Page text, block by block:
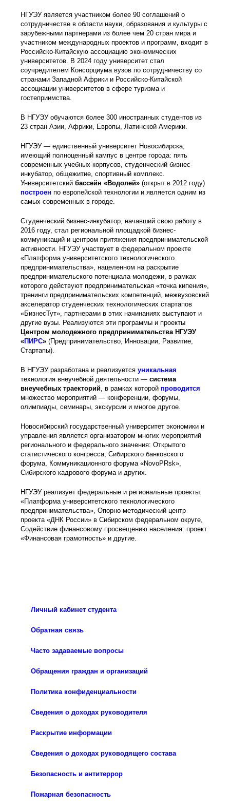
НГУЭУ является участником более 90 соглашений о
сотрудничестве в области науки, образования и культуры с
зарубежными партнерами из более чем 20 стран мира и
участником международных проектов и программ, входит в
Российско-Китайскую ассоциацию экономических
университетов. В 2024 году университет стал
соучредителем Консорциума вузов по сотрудничеству со
странами Западной Африки и Российско-Китайской
ассоциации университетов в сфере туризма и
гостеприимства.
В НГУЭУ обучаются более 300 иностранных студентов из
23 стран Азии, Африки, Европы, Латинской Америки.
НГУЭУ — единственный университет Новосибирска,
имеющий полноценный кампус в центре города: пять
современных учебных корпусов, студенческий бизнес-
инкубатор, общежитие, спортивный комплекс.
Университетский бассейн «Водолей» (открыт в 2012 году)
построен по европейской технологии и является одним из
самых современных в городе.
Студенческий бизнес-инкубатор, начавший свою работу в
2016 году, стал региональной площадкой бизнес-
коммуникаций и центром притяжения предпринимательской
активности. НГУЭУ участвует в федеральном проекте
«Платформа университетского технологического
предпринимательства», нацеленном на раскрытие
предпринимательского потенциала молодежи, в рамках
которого действуют предпринимательская «точка кипения»,
тренинги предпринимательских компетенций, межвузовский
акселератор студенческих технологических стартапов
«БизнесТут», партнерами в этих начинаниях выступают и
другие вузы. Реализуются эти программы и проекты
Центром молодежного предпринимательства НГУЭУ
«ПИРС» (Предпринимательство, Инновации, Развитие,
Стартапы).
В НГУЭУ разработана и реализуется уникальная
технология внеучебной деятельности — система
внеучебных траекторий, в рамках которой проводится
множество мероприятий — конференции, форумы,
олимпиады, семинары, экскурсии и многое другое.
Новосибирский государственный университет экономики и
управления является организатором многих мероприятий
регионального и федерального значения: Открытого
статистического конгресса, Сибирского банковского
форума, Коммуникационного форума «NovoPRsk»,
Сибирского кадрового форума и других.
НГУЭУ реализует федеральные и региональные проекты:
«Платформа университетского технологического
предпринимательства», Опорно-методический центр
проекта «ДНК России» в Сибирском федеральном округе,
Содействие финансовому просвещению населения: проект
«Финансовая грамотность» и другие.
Личный кабинет студента
Обратная связь
Часто задаваемые вопросы
Обращения граждан и организаций
Политика конфиденциальности
Сведения о доходах руководителя
Раскрытие информации
Сведения о доходах руководящего состава
Безопасность и антитеррор
Пожарная безопасность